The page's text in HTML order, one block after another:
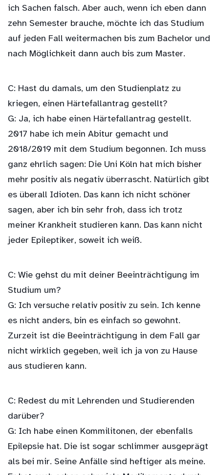
ich Sachen falsch. Aber auch, wenn ich eben dann
zehn Semester brauche, möchte ich das Studium
auf jeden Fall weitermachen bis zum Bachelor und
nach Möglichkeit dann auch bis zum Master.
C: Hast du damals, um den Studienplatz zu
kriegen, einen Härtefallantrag gestellt?
G: Ja, ich habe einen Härtefallantrag gestellt.
2017 habe ich mein Abitur gemacht und
2018/2019 mit dem Studium begonnen. Ich muss
ganz ehrlich sagen: Die Uni Köln hat mich bisher
mehr positiv als negativ überrascht. Natürlich gibt
es überall Idioten. Das kann ich nicht schöner
sagen, aber ich bin sehr froh, dass ich trotz
meiner Krankheit studieren kann. Das kann nicht
jeder Epileptiker, soweit ich weiß.
C: Wie gehst du mit deiner Beeinträchtigung im
Studium um?
G: Ich versuche relativ positiv zu sein. Ich kenne
es nicht anders, bin es einfach so gewohnt.
Zurzeit ist die Beeinträchtigung in dem Fall gar
nicht wirklich gegeben, weil ich ja von zu Hause
aus studieren kann.
C: Redest du mit Lehrenden und Studierenden
darüber?
G: Ich habe einen Kommilitonen, der ebenfalls
Epilepsie hat. Die ist sogar schlimmer ausgeprägt
als bei mir. Seine Anfälle sind heftiger als meine.